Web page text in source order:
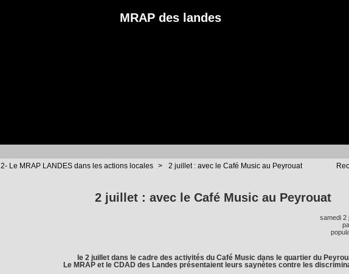
MRAP des landes
2- Le MRAP LANDES dans les actions locales > 2 juillet : avec le Café Music au Peyrouat
2 juillet : avec le Café Music au Peyrouat
samedi 2
le 2 juillet dans le cadre des activités du Café Music dans le quartier du
Le MRAP et le CDAD des Landes présentaient leurs saynètes contre les